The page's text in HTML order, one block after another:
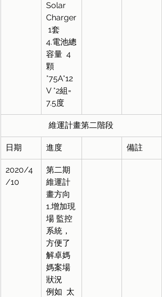
Solar
Charger
1套
4.電池總
容量  4
顆
*75A*12
V *2組=
7.5度
維運計畫第二階段
日期 進度 備註
2020/4
/10
第二期
維運計
畫方向
1.增加現
場 監控
系統，
方便了
解卓媽
媽案場
狀況
例如  太